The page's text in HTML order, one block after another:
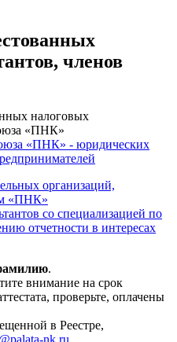
членов
налоговых
«ПНК»
«ПНК» - юридических
организаций,
«ПНК»
со специализацией по
отчетности в интересах
.
внимание на срок
проверьте, оплачены
в Реестре,
nk.ru